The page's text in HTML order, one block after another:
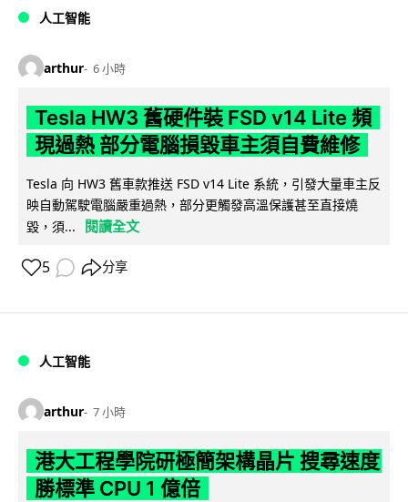
人工智能
arthur 6 小時
Tesla HW3 舊硬件裝 FSD v14 Lite 頻
現過熱 部分電腦損毀車主須自費維修
Tesla 向 HW3 舊車款推送 FSD v14 Lite 系統，引發大量車主反
映自動駕駛電腦嚴重過熱，部分更觸發高溫保護甚至直接燒
毀，須...
閱讀全文
5 分享
人工智能
arthur 7 小時
港大工程學院研極簡架構晶片 搜尋速度
勝標準 CPU 1 億倍